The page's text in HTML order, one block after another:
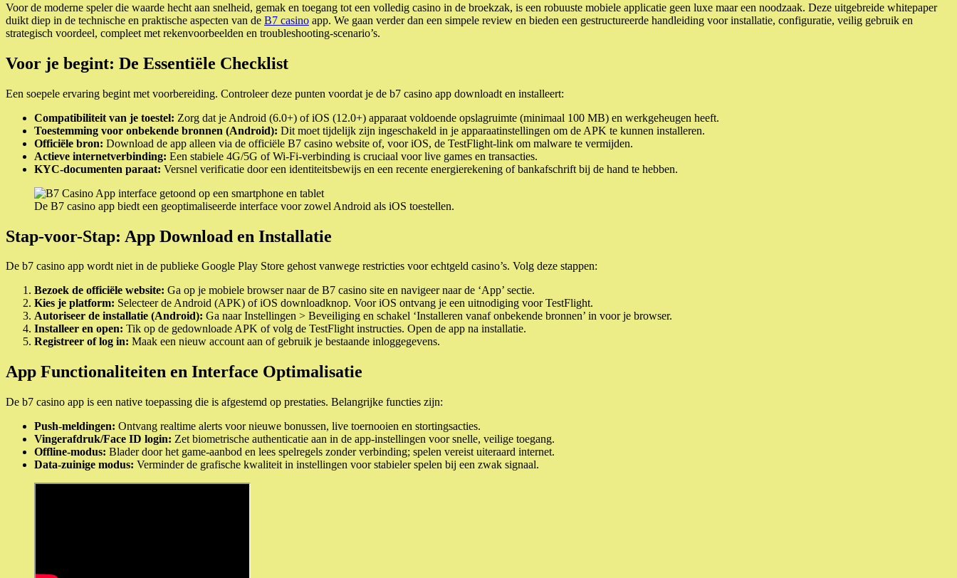
Voor de moderne speler die waarde hecht aan snelheid, gemak en toegang tot een volledig casino in de broekzak, is een robuuste mobiele applicatie geen luxe maar een noodzaak. Deze uitgebreide whitepaper
duikt diep in de technische en praktische aspecten van de B7 casino app. We gaan verder dan een simpele review en bieden een gestructureerde handleiding voor installatie, configuratie, veilig gebruik en
strategisch voordeel, compleet met rekenvoorbeelden en troubleshooting-scenario’s.
Voor je begint: De Essentiële Checklist
Een soepele ervaring begint met voorbereiding. Controleer deze punten voordat je de b7 casino app downloadt en installeert:
Compatibiliteit van je toestel: Zorg dat je Android (6.0+) of iOS (12.0+) apparaat voldoende opslagruimte (minimaal 100 MB) en werkgeheugen heeft.
Toestemming voor onbekende bronnen (Android): Dit moet tijdelijk zijn ingeschakeld in je apparaatinstellingen om de APK te kunnen installeren.
Officiële bron: Download de app alleen via de officiële B7 casino website of, voor iOS, de TestFlight-link om malware te vermijden.
Actieve internetverbinding: Een stabiele 4G/5G of Wi-Fi-verbinding is cruciaal voor live games en transacties.
KYC-documenten paraat: Versnel verificatie door een identiteitsbewijs en een recente energierekening of bankafschrift bij de hand te hebben.
De B7 casino app biedt een geoptimaliseerde interface voor zowel Android als iOS toestellen.
Stap-voor-Stap: App Download en Installatie
De b7 casino app wordt niet in de publieke Google Play Store gehost vanwege restricties voor echtgeld casino’s. Volg deze stappen:
Bezoek de officiële website: Ga op je mobiele browser naar de B7 casino site en navigeer naar de ‘App’ sectie.
Kies je platform: Selecteer de Android (APK) of iOS downloadknop. Voor iOS ontvang je een uitnodiging voor TestFlight.
Autoriseer de installatie (Android): Ga naar Instellingen > Beveiliging en schakel ‘Installeren vanaf onbekende bronnen’ in voor je browser.
Installeer en open: Tik op de gedownloade APK of volg de TestFlight instructies. Open de app na installatie.
Registreer of log in: Maak een nieuw account aan of gebruik je bestaande inloggegevens.
App Functionaliteiten en Interface Optimalisatie
De b7 casino app is een native toepassing die is afgestemd op prestaties. Belangrijke functies zijn:
Push-meldingen: Ontvang realtime alerts voor nieuwe bonussen, live toernooien en stortingsacties.
Vingerafdruk/Face ID login: Zet biometrische authenticatie aan in de app-instellingen voor snelle, veilige toegang.
Offline-modus: Blader door het game-aanbod en lees spelregels zonder verbinding; spelen vereist uiteraard internet.
Data-zuinige modus: Verminder de grafische kwaliteit in instellingen voor stabieler spelen bij een zwak signaal.